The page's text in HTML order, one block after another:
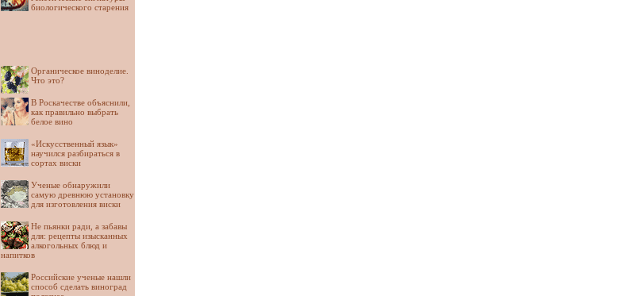
биологического старения
Органическое виноделие.
Что это?
В Роскачестве объяснили,
как правильно выбрать
белое вино
«Искусственный язык»
научился разбираться в
сортах виски
Ученые обнаружили
самую древнюю установку
для изготовления виски
Не пьянки ради, а забавы
для: рецепты изысканных
алкогольных блюд и
напитков
Российские ученые нашли
способ сделать виноград